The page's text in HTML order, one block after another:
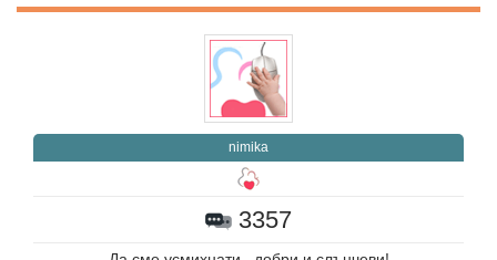
nimika
3357